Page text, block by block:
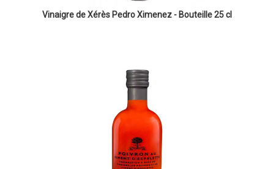
Vinaigre de Xérès Pedro Ximenez - Bouteille 25 cl